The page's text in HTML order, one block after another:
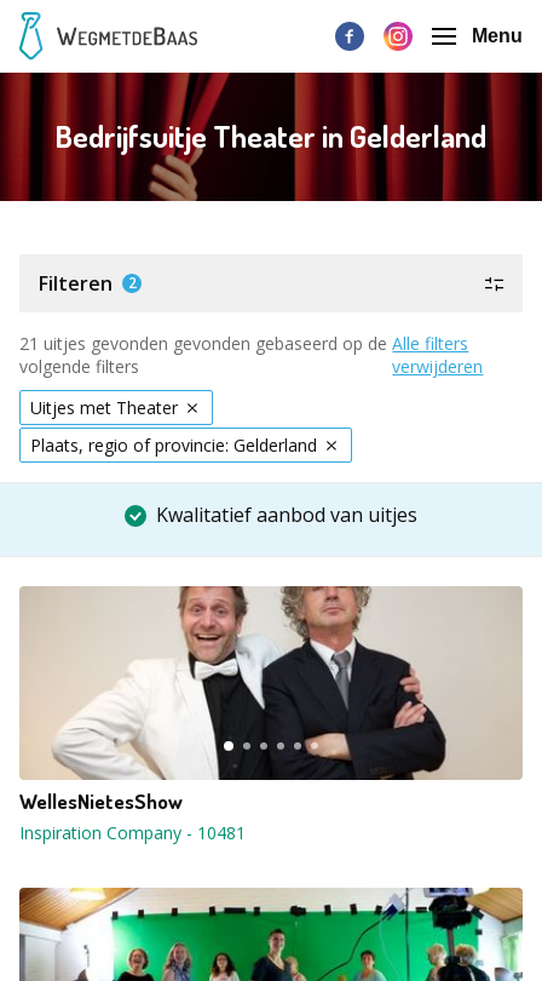
Menu
Bedrijfsuitje Theater in Gelderland
Filteren 2
21 uitjes gevonden gevonden gebaseerd op de
volgende filters
Alle filters
verwijderen
Uitjes met Theater
Plaats, regio of provincie: Gelderland
Kwalitatief aanbod van uitjes
WellesNietesShow
Inspiration Company - 10481